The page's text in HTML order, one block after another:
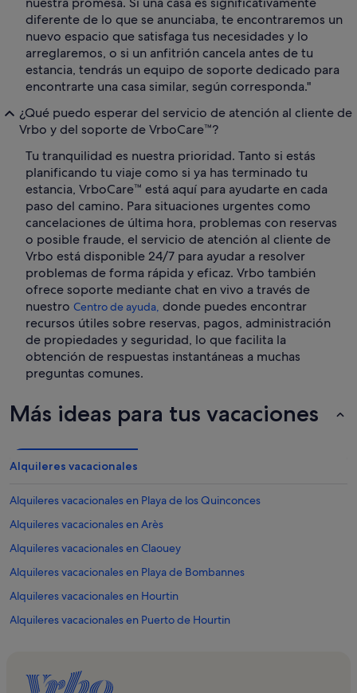
diferente de lo que se anunciaba, te encontraremos un
nuevo espacio que satisfaga tus necesidades y lo
arreglaremos, o si un anfitrión cancela antes de tu
estancia, tendrás un equipo de soporte dedicado para
encontrarte una casa similar, según corresponda."
¿Qué puedo esperar del servicio de atención al cliente de
Vrbo y del soporte de VrboCare™?
Tu tranquilidad es nuestra prioridad. Tanto si estás
planificando tu viaje como si ya has terminado tu
estancia, VrboCare™ está aquí para ayudarte en cada
paso del camino. Para situaciones urgentes como
cancelaciones de última hora, problemas con reservas
o posible fraude, el servicio de atención al cliente de
Vrbo está disponible 24/7 para ayudar a resolver
problemas de forma rápida y eficaz. Vrbo también
ofrece soporte mediante chat en vivo a través de
nuestro Centro de ayuda, donde puedes encontrar
recursos útiles sobre reservas, pagos, administración
de propiedades y seguridad, lo que facilita la
obtención de respuestas instantáneas a muchas
preguntas comunes.
Más ideas para tus vacaciones
Alquileres vacacionales
Alquileres vacacionales en Playa de los Quinconces
Alquileres vacacionales en Arès
Alquileres vacacionales en Claouey
Alquileres vacacionales en Playa de Bombannes
Alquileres vacacionales en Hourtin
Alquileres vacacionales en Puerto de Hourtin
Alquileres vacacionales en Lacanau-Ocean